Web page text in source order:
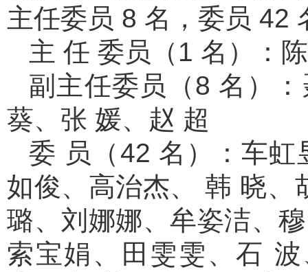
主任委员 8 名，委员 42
主 任 委员（1 名）：
副主任委员（8 名）
葵、张 媛、赵 超
委 员（42 名）：车
如俊、高治杰、 韩 晓、
璐、刘娜娜、牟姿洁、
索宝娟、田雯雯、石